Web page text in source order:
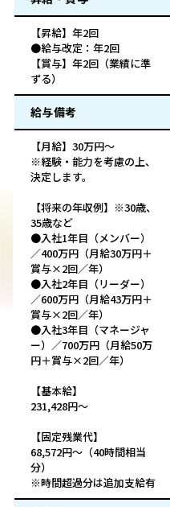
【昇給】年2回
●給与改定：年2回
【賞与】年2回（業績に準
ずる）
給与備考
【月給】30万円～
※経験・能力を考慮の上、
決定します。
【将来の年収例】※30歳、
35歳など
●入社1年目（メンバー）
／400万円（月給30万円＋
賞与×2回／年）
●入社2年目（リーダー）
／600万円（月給43万円＋
賞与×2回／年）
●入社3年目（マネージャ
ー）／700万円（月給50万
円＋賞与×2回／年）
【基本給】
231,428円～
【固定残業代】
68,572円～（40時間相当
分）
※時間超過分は追加支給有